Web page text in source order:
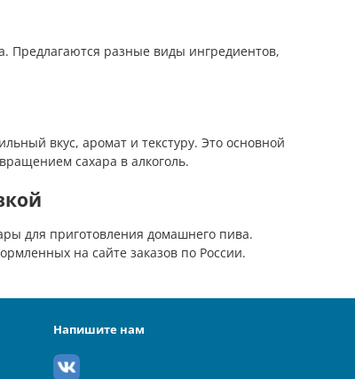
Предлагаются разные виды ингредиентов,
вкус, аромат и текстуру. Это основной
сахара в алкоголь.
для приготовления домашнего пива.
на сайте заказов по России.
Напишите нам